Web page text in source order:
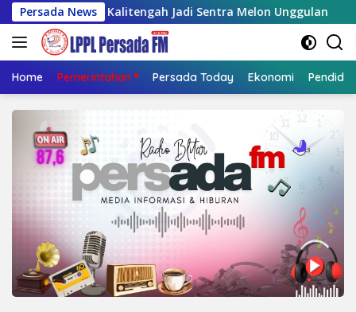
Langsung
ke
konten
Persada News
Kalitengah Jadi Sentra Melon Unggulan Siswa
Home Pemerintahan Persada Today Ekonomi